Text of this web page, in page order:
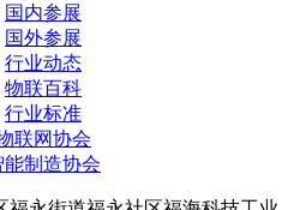
国内参展
国外参展
行业动态
物联百科
行业标准
联网协会
能制造协会